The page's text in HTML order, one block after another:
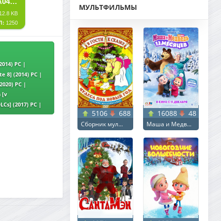
12.8 KB
1250
PC |
8] (2014) PC |
PC |
[v
от Yaroslav98
(2017) PC |
МУЛЬТФИЛЬМЫ
5106 688
Сборник мул...
16088 48
Маша и Медв...